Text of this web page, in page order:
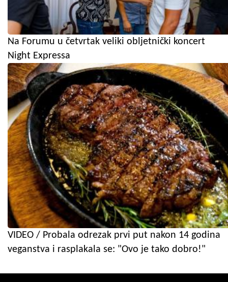
Na Forumu u četvrtak veliki obljetnički koncert
Night Expressa
VIDEO / Probala odrezak prvi put nakon 14 godina
veganstva i rasplakala se: "Ovo je tako dobro!"